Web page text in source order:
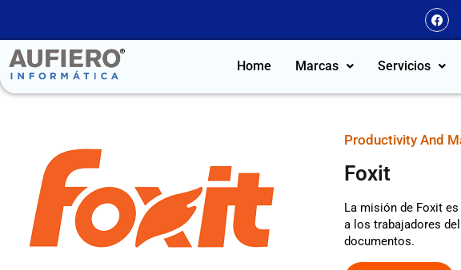
Home Marcas Servicios
Productivity And
Foxit
La misión de Foxit
a los trabajadores
documentos.